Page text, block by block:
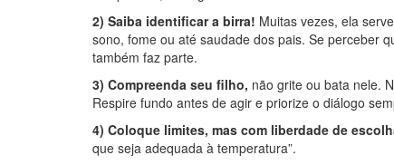
2) Saiba identificar a birra! Muitas vezes, ela
sono, fome ou até saudade dos pais. Se perceber
também faz parte.
3) Compreenda seu filho, não grite ou bata nele.
Respire fundo antes de agir e priorize o diálogo
4) Coloque limites, mas com liberdade de
que seja adequada à temperatura”.